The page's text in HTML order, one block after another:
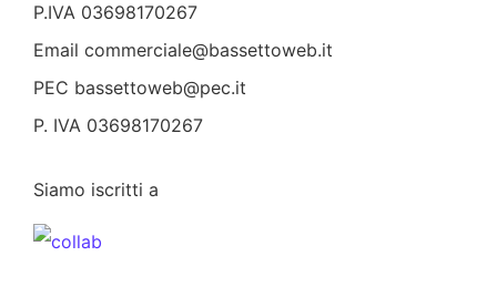
P.IVA 03698170267
Email commerciale@bassettoweb.it
PEC bassettoweb@pec.it
P. IVA 03698170267
Siamo iscritti a